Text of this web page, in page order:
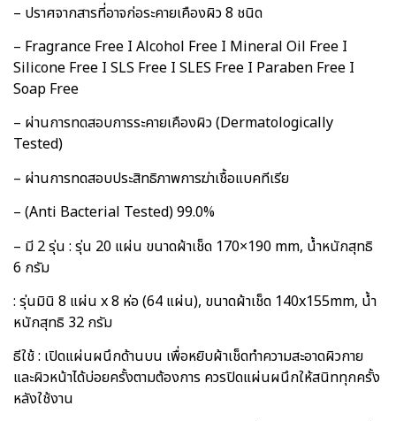
– ปราศจากสารที่อาจก่อระคายเคืองผิว 8 ชนิด
– Fragrance Free I Alcohol Free I Mineral Oil Free I
Silicone Free I SLS Free I SLES Free I Paraben Free I
Soap Free
– ผ่านการทดสอบการระคายเคืองผิว (Dermatologically
Tested)
– ผ่านการทดสอบประสิทธิภาพการฆ่าเชื้อแบคทีเรีย
– (Anti Bacterial Tested) 99.0%
– มี 2 รุ่น : รุ่น 20 แผ่น ขนาดผ้าเช็ด 170×190 mm, น้ำหนักสุทธิ
6 กรัม
: รุ่นมินิ 8 แผ่น x 8 ห่อ (64 แผ่น), ขนาดผ้าเช็ด 140x155mm, น้ำ
หนักสุทธิ 32 กรัม
ธีใช้ : เปิดแผ่นผนึกด้านบน เพื่อหยิบผ้าเช็ดทำความสะอาดผิวกาย
และผิวหน้าได้บ่อยครั้งตามต้องการ ควรปิดแผ่นผนึกให้สนิททุกครั้ง
หลังใช้งาน